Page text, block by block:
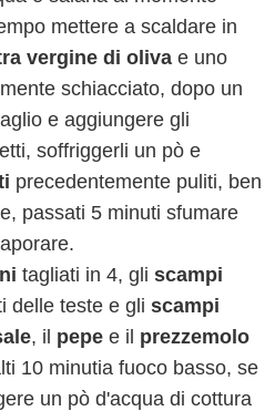
mettere a scaldare in
vergine di oliva e uno
schiacciato, dopo un
e aggiungere gli
soffriggerli un pò e
precedentemente puliti, ben
passati 5 minuti sfumare
tagliati in 4, gli scampi
delle teste e gli scampi
, il pepe e il prezzemolo
10 minutia fuoco basso, se
un pò d'acqua di cottura